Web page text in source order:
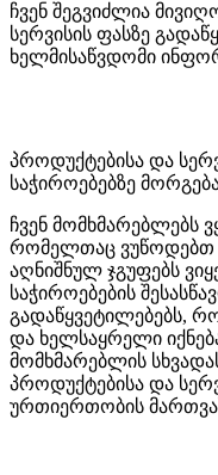
ჩვენ შეგვიძლია
სერვისის ფასზე
ხელმისაწვდომი
პროდუქტებისა და
საჭიროებებზე
ჩვენ მომხმარებლებს
რომელთაც ვუწოდებთ
აღნიშნულ ჯგუფებს
საჭიროებების
გადაწყვეტილებებს,
და ხელსაყრელი
მომხმარებლის
პროდუქტებისა და
ურთიერთობის